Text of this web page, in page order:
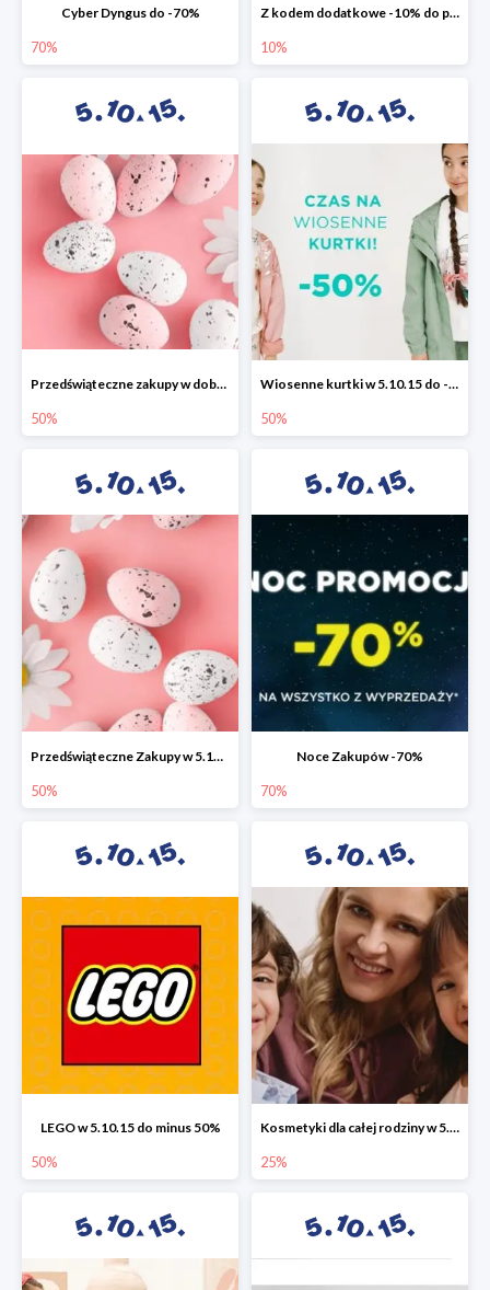
Cyber Dyngus do -70%
70%
Z kodem dodatkowe -10% do promocji -50%!
10%
Przedświąteczne zakupy w dobrym stylu -50%
50%
Wiosenne kurtki w 5.10.15 do -50%
50%
Przedświąteczne Zakupy w 5.10.15 do -50%
50%
Noce Zakupów -70%
70%
LEGO w 5.10.15 do minus 50%
50%
Kosmetyki dla całej rodziny w 5.10.15 do -25%
25%